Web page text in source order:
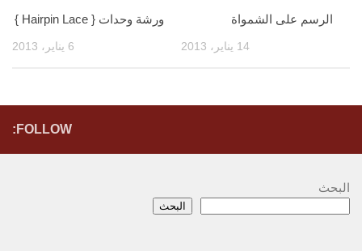
ورشة وحدات { Hairpin Lace }
6 يناير، 2013
الرسم على الشمواة
14 يناير، 2013
FOLLOW:
البحث
البحث